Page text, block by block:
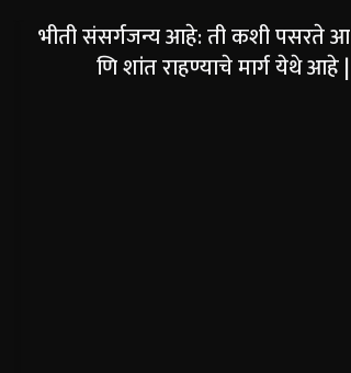
भीती संसर्गजन्य आहे: ती कशी पसरते आ
णि शांत राहण्याचे मार्ग येथे आहे |